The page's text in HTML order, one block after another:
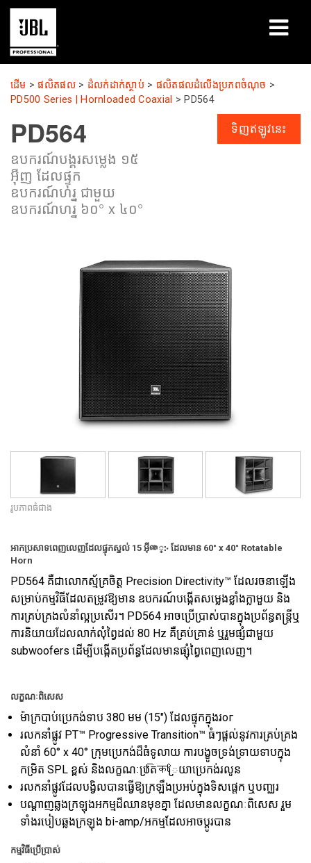
ផលិតផល
សម័យសិក្សា
បណ្ដុះបណ្ដាល
អំពី
ដើម >ផលិតផល> ដំលក់ដាក់ស្ថាប់ > ផលិតផល​ដំលើង​ប្រភព​ចំណុច >
PD500 Series | Hornloaded Coaxial > PD564
PD564
ឧបករណ៍បង្គរសម្លេង ១៥
អ៊ីញ ដែលផ្ទុក
ឧបករណ៍ហរ្ន ជាមួយ
ឧបករណ៍ហរ្ន ៦០° x ៤០°
ទិញឥឡូវនេះ
រូបភាពធំជាង
អាកប្រសាទពេញលេញដែលផ្ទុកស្នល់ 15 អ៊ីഞ្჻ ដែលមាន 60° x 40° Rotatable
Horn
PD564 គឺជាលោកស្ម័គ្រចិត្ត Precision Directivity™ ដែលរចនាឡើង
សម្រាប់កម្មវិធីដែលតម្រូវឱ្យមាន ឧបករណ៍បង្កើតសម្លេងខ្លាំងក្លាមួយ និង
ការគ្រប់គ្រងលំនាំល្អប្រសើរ។ PD564 អាចប្រើប្រាស់បានក្នុងប្រព័ន្ធតន្រ្តីឬ
ការនិយាយដែលលាក់លុំព្វៃដល់ 80 Hz គឺគ្រប់គ្រាន់ ឬរួមផ្សំជាមួយ
subwoofers ដើម្បីបង្កើតប្រព័ន្ធដែលមានផ្សុំព្វៃពេញលេញ។
លក្ខណៈពិសេស
ម៉ាក្របាប់ប្រេកង់ទាប 380 មម (15") ដែលផ្ទុកក្នុងរог
រលកនាំផ្លូវ PT™ Progressive Transition™ ធំៗផ្តល់នូវការគ្រប់គ្រង
លំនាំ 60° x 40° ក្រុមប្រេកង់ដ៏ធំទូលាយ ការបង្ខូចទ្រង់ទ្រាយទាបក្នុង
កម្រិត SPL ខ្ពស់ និងលក្ខណៈប្រតिक្រિយាប្រេកង់រលូន
រលកនាំផ្លូវដែលបង្វិលបានធ្វើឱ្យក្រឡឹងប្រអប់ក្នុងទិសផ្ដេក ឬបញ្ឈរ
បណ្តាញឆ្លងក្រឡុងអកម្មដ៏ឈានមុខគ្នា ដែលមានលក្ខណៈពិសេស រួម
ទាំងរបៀបឆ្លងក្រឡុង bi-amp/អកម្មដែលអាចប្តូរបាន
កម្មវិធីប្រើប្រាស់